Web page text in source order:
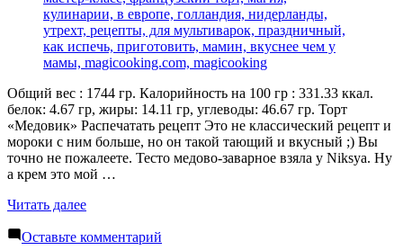
Общий вес : 1744 гр. Калорийность на 100 гр : 331.33 ккал.
белок: 4.67 гр, жиры: 14.11 гр, углеводы: 46.67 гр. Торт
«Медовик» Распечатать рецепт Это не классический рецепт и
мороки с ним больше, но он такой тающий и вкусный ;) Вы
точно не пожалеете. Тесто медово-заварное взяла у Niksya. Ну
а крем это мой …
Читать далее«Торт
Оставьте комментарий